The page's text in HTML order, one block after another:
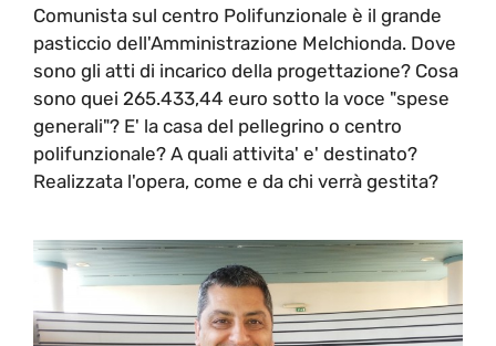
Comunista sul centro Polifunzionale è il grande
pasticcio dell'Amministrazione Melchionda. Dove
sono gli atti di incarico della progettazione? Cosa
sono quei 265.433,44 euro sotto la voce "spese
generali"? E' la casa del pellegrino o centro
polifunzionale? A quali attivita' e' destinato?
Realizzata l'opera, come e da chi verrà gestita?